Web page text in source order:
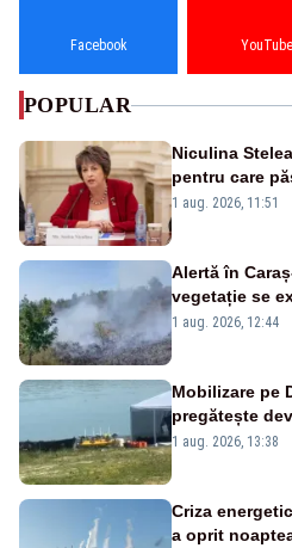
Facebook YouTube
POPULAR
Niculina
pentru care
nu este o
1 aug. 2026, 11:51
Alertă în
vegetație se
silvicultori se
1 aug. 2026, 12:44
Mobilizare pe
pregătește
către
1 aug. 2026, 13:38
Criza
a oprit